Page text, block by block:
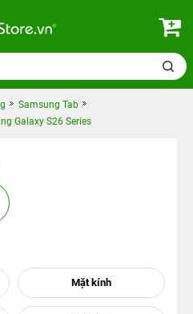
Samsung Tab
Galaxy S26 Series